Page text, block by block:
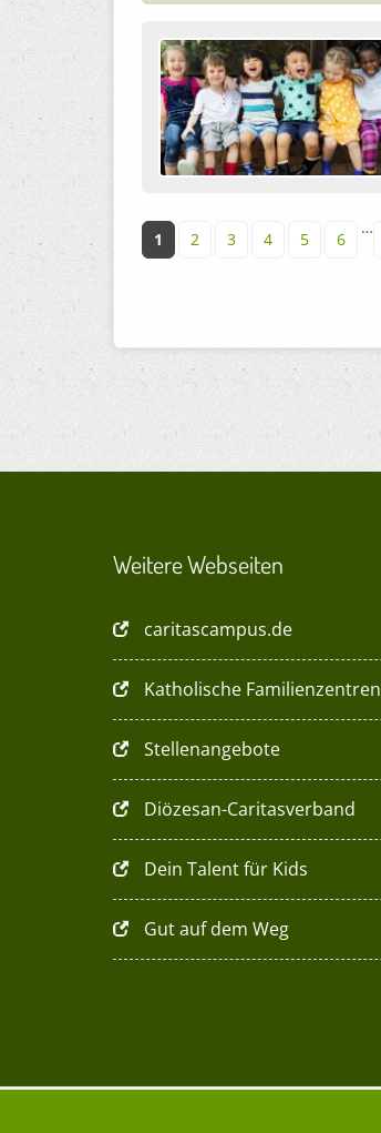
Seiten
1 2 3 4 5 6
…
Weitere Webseiten
caritascampus.de
Katholische Familienzentren
Stellenangebote
Diözesan-Caritasverband
Dein Talent für Kids
Gut auf dem Weg